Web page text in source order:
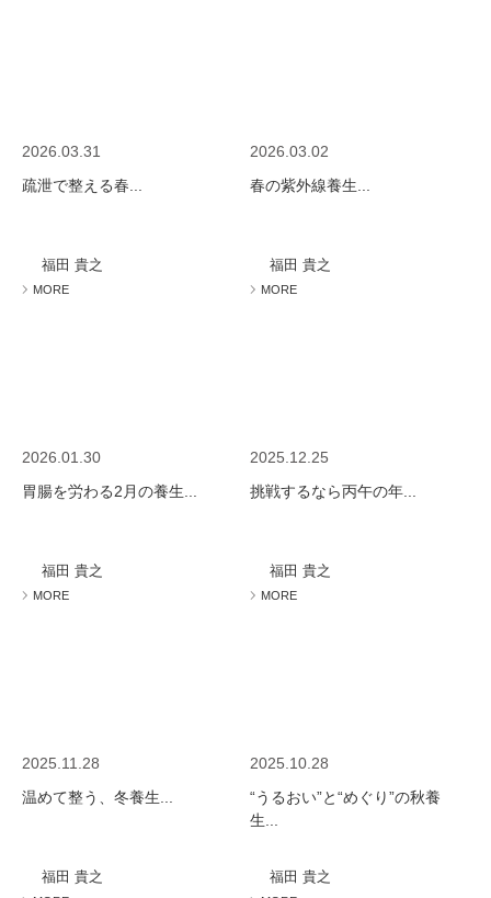
2026.03.31
疏泄で整える春...
福田 貴之
MORE
2026.03.02
春の紫外線養生...
福田 貴之
MORE
2026.01.30
胃腸を労わる2月の養生...
福田 貴之
MORE
2025.12.25
挑戦するなら丙午の年...
福田 貴之
MORE
2025.11.28
温めて整う、冬養生...
福田 貴之
2025.10.28
“うるおい”と“めぐり”の秋養
生...
福田 貴之